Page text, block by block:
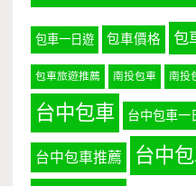
包車一日遊 包車價格 包
包車旅遊推薦 南投包車 南投
台中包車 台中包車一
台中包車推薦 台中